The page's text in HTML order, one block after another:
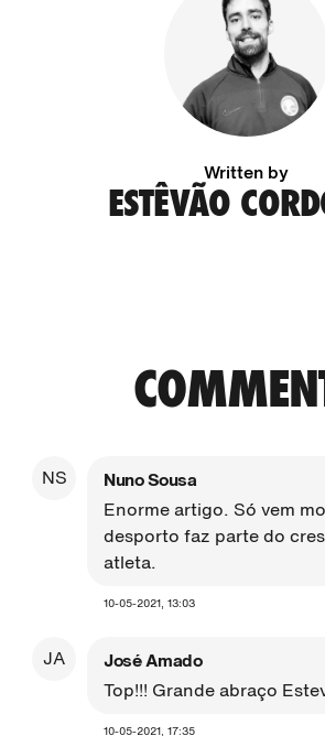
Written by
ESTÊVÃO
JA
José Amado
Top!!! Grande abraço
10-05-2021, 17:35
NS
Nuno Sousa
Enorme artigo. Só vem
desporto faz parte do
atleta.
10-05-2021, 13:03